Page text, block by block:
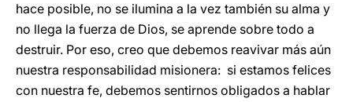
hace posible, no se ilumina a la vez también su alma y
no llega la fuerza de Dios, se aprende sobre todo a
destruir. Por eso, creo que debemos reavivar más aún
nuestra responsabilidad misionera: si estamos felices
con nuestra fe, debemos sentirnos obligados a hablar